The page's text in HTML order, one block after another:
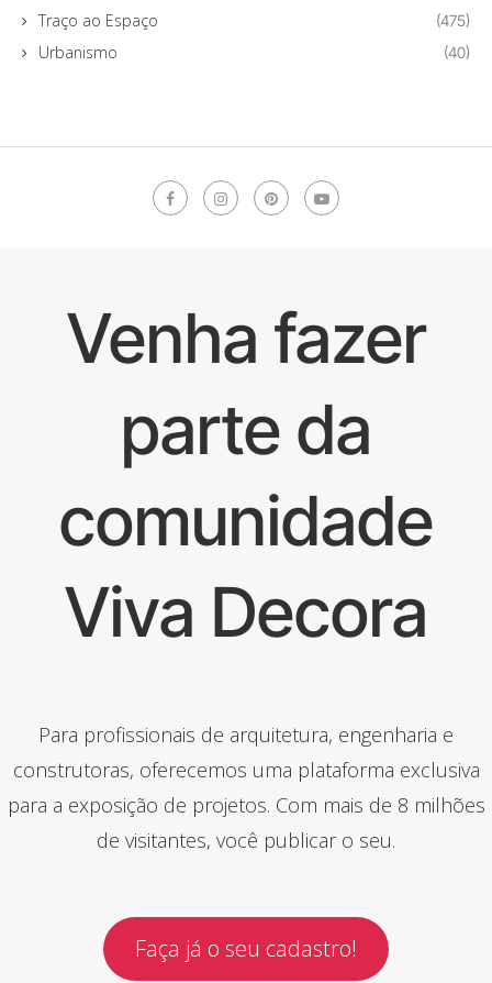
Traço ao Espaço (475)
Urbanismo (40)
Venha fazer
parte da
comunidade
Viva Decora
Para profissionais de arquitetura, engenharia e
construtoras, oferecemos uma plataforma exclusiva
para a exposição de projetos. Com mais de 8 milhões
de visitantes, você publicar o seu.
Faça já o seu cadastro!